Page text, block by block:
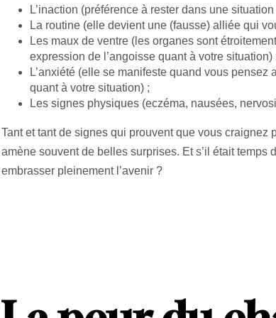
L’inaction (préférence à rester dans une
La routine (elle devient une (fausse) alliée qui
Les maux de ventre (les organes sont
expression de l’angoisse quant à votre situation)
L’anxiété (elle se manifeste quand vous
quant à votre situation) ;
Les signes physiques (eczéma, nausées,
Tant et tant de signes qui prouvent que vous
amène souvent de belles surprises. Et s’il était
embrasser pleinement l’avenir ?